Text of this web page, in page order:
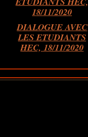
DIALOGUE AVEC
LES ETUDIANTS
HEC, 18/11/2020